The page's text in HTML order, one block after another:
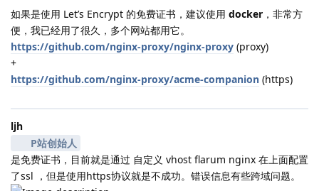
如果是使用 Let’s Encrypt 的免费证书，建议使用 docker ，非常方
便，我已经用了很久，多个网站都用它。
https://github.com/nginx-proxy/nginx-proxy (proxy)
+
https://github.com/nginx-proxy/acme-companion (https)
ljh
P站创始人
是免费证书，目前就是通过 自定义 vhost flarum nginx 在上面配置
了ssl ，但是使用https协议就是不成功。错误信息有些跨域问题。